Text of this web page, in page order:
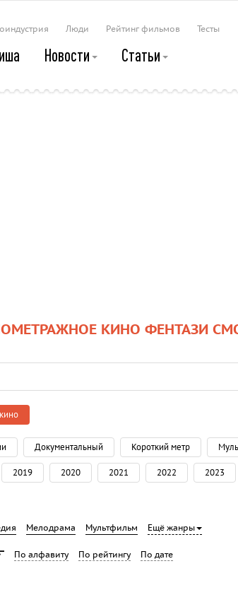
Люди Рейтинг фильмов Тесты
Новости Статьи
КИНО ФЕНТАЗИ
Документальный Короткий метр
2019 2020 2021 2022 2023
Мелодрама Мультфильм Ещё жанры
По алфавиту По рейтингу По дате